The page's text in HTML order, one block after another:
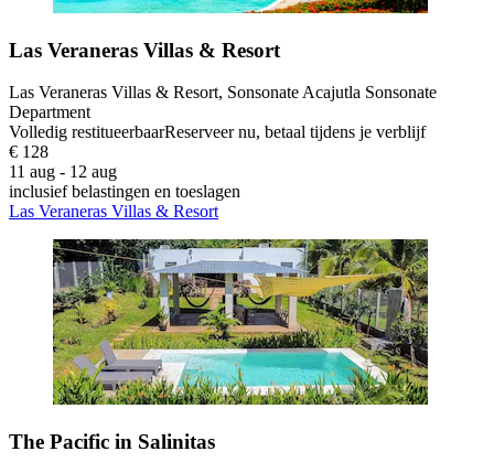
Las Veraneras Villas & Resort
Las Veraneras Villas & Resort, Sonsonate Acajutla Sonsonate
Department
Volledig restitueerbaarReserveer nu, betaal tijdens je verblijf
€ 128
11 aug - 12 aug
inclusief belastingen en toeslagen
Las Veraneras Villas & Resort
The Pacific in Salinitas